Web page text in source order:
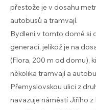
přestože je v dosahu
autobusů a tramvají.
Bydlení v tomto domě si
generací, jelikož je na
(Flora, 200 m od domu),
několika tramvají a
Přemyslovskou ulici z
navazuje náměstí Jiřího z